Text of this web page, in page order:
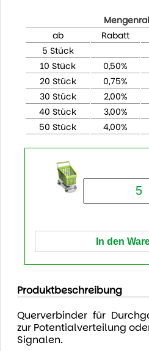
ab
Rabatt
5 Stück
10 Stück
0,50%
20 Stück
0,75%
30 Stück
2,00%
40 Stück
3,00%
50 Stück
4,00%
Produktbeschreibung
Querverbinder für
zur Potentialverteilung
Signalen.